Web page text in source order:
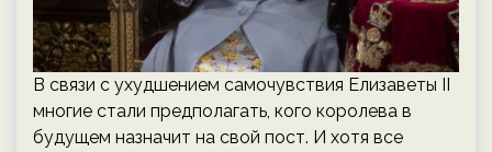
В связи с ухудшением самочувствия Елизаветы II
многие стали предполагать, кого королева в
будущем назначит на свой пост. И хотя все